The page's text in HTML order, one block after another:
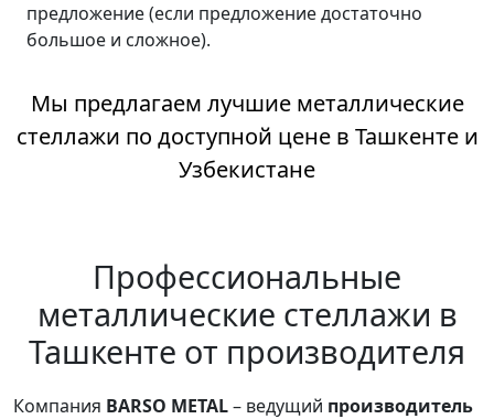
предложение (если предложение достаточно
большое и сложное).
Мы предлагаем лучшие металлические
стеллажи по доступной цене в Ташкенте и
Узбекистане
Профессиональные
металлические стеллажи в
Ташкенте от производителя
Компания BARSO METAL– ведущий производитель